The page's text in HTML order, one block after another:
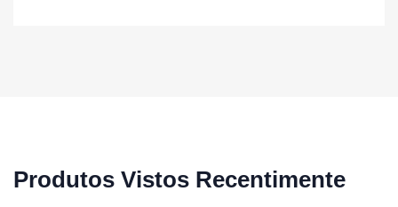
Produtos Vistos Recentimente